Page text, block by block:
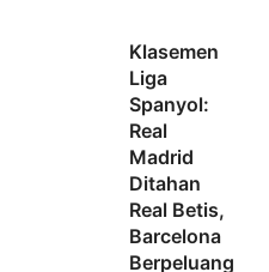
Klasemen
Liga
Spanyol:
Real
Madrid
Ditahan
Real Betis,
Barcelona
Berpeluang